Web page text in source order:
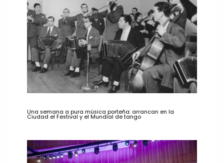
Una semana a pura música porteña: arrancan en la
Ciudad el Festival y el Mundial de tango